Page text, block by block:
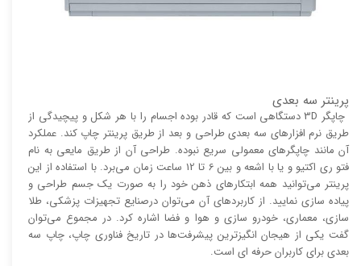
پرینتر سه بعدی
چاپگر 3D دستگاهی است که قادر بوده اجسام را با هر شکل و پیچیدگی از
طریق نرم افزار‌های سه بعدی طراحی و بعد از طریق پرینتر چاپ کند. عملکرد
آن مانند چاپگر‌های معمولی سریع نبوده. طراحی آن از طریق مایعی به نام
فتو ری اکتیو و یا با اشعه و بین 6 تا 12 ساعت زمان می‌برد. با استفاده از این
پرینتر می‌توانید همه ابتکار‌های ذهن خود را به صورت یک جسم طراحی و
پیاده سازی نمایید. از کاربرد‌های آن می‌توان درصنایع تجهیزات پزشکی، طلا
سازی، معماری، خودرو سازی و هوا و فضا اشاره کرد. در مجموع می‌توان
گفت یکی از هیجان انگیز‌‌ترین پیشرفت‌ها در تاریخ فناوری چاپ، چاپ سه
بعدی برای کاربران حرفه ای است.